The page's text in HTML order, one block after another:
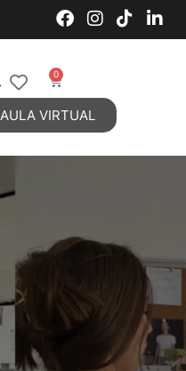
0
AULA VIRTUAL